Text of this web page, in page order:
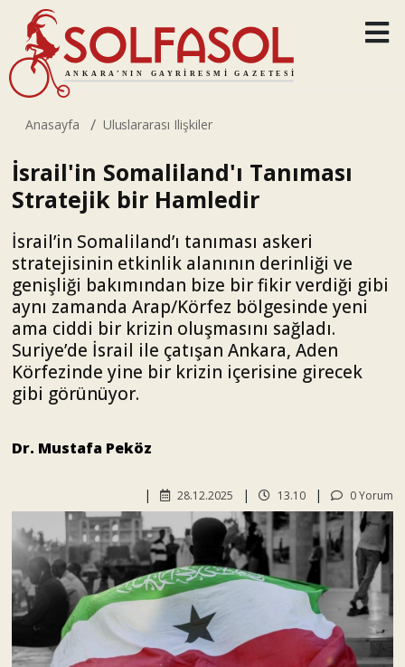
Anasayfa Uluslararası Ilişkiler
İsrail'in Somaliland'ı Tanıması
Stratejik bir Hamledir
İsrail’in Somaliland’ı tanıması askeri
stratejisinin etkinlik alanının derinliği ve
genişliği bakımından bize bir fikir verdiği gibi
aynı zamanda Arap/Körfez bölgesinde yeni
ama ciddi bir krizin oluşmasını sağladı.
Suriye’de İsrail ile çatışan Ankara, Aden
Körfezinde yine bir krizin içerisine girecek
gibi görünüyor.
Dr. Mustafa Peköz
0 Yorum
13.10
28.12.2025